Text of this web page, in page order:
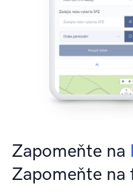
Zapomeňte na
Zapomeňte na